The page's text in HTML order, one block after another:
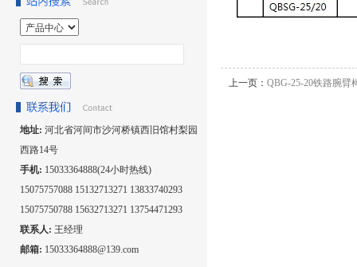
地址: 河北省河间市沙河桥镇西旧馆村梨园
西路14号
手机: 15033364888(24小时热线)
15075757088 15132713271 13833740293
15075750788 15632713271 13754471293
联系人: 王经理
邮箱: 15033364888@139.com
上一页： QBG-25-20铁路腕臂